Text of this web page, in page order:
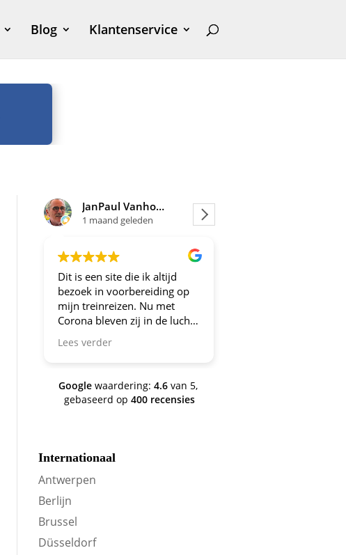
Blog Klantenservice
JanPaul Vanhoven
1 maand geleden
Dit is een site die ik altijd
bezoek in voorbereiding op
mijn treinreizen. Nu met
Corona bleven zij in de lucht.
Bravo en ga zo door! En nu
zijn we een aantal jaren
site om je te oriënteren op
trein-voordeel!
Lees verder
Google waardering: 4.6 van 5,
gebaseerd op400 recensies
Internationaal
Antwerpen
Berlijn
Brussel
Düsseldorf